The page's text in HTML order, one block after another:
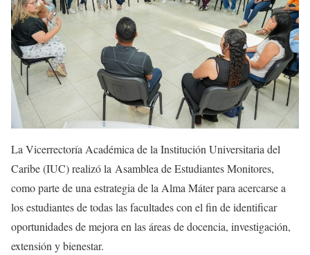
La Vicerrectoría Académica de la Institución Universitaria del
Caribe (IUC) realizó la Asamblea de Estudiantes Monitores,
como parte de una estrategia de la Alma Máter para acercarse a
los estudiantes de todas las facultades con el fin de identificar
oportunidades de mejora en las áreas de docencia, investigación,
extensión y bienestar.